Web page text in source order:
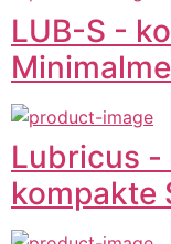
LUB-S -
Lubricus -
kompakte